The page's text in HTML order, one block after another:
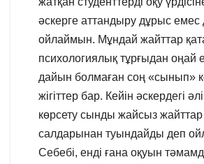
әскерге аттандыру дұрыс емес
ойлаймын. Мұндай жайттар
психологиялық тұрғыдан оңай
дайын болмаған соң «сынып»
жігіттер бар. Кейін әскердегі
көрсету сынды жайсыз
салдарынан туындайды деп
Себебі, енді ғана оқуын